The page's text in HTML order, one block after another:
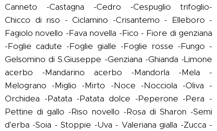
Canneto -Castagna -Cedro -Cespuglio trifoglio-
Chicco di riso - Ciclamino -Crisantemo - Elleboro -
Fagiolo novello -Fava novella -Fico - Fiore di genziana
-Foglie cadute -Foglie gialle -Foglie rosse -Fungo -
Gelsomino di S.Giuseppe -Genziana -Ghianda -Limone
acerbo -Mandarino acerbo -Mandorla -Mela -
Melograno -Miglio -Mirto -Noce -Nocciola -Oliva -
Orchidea -Patata -Patata dolce -Peperone -Pera -
Pettine di gallo -Riso novello -Rosa di Sharon -Semi
d'erba -Soia - Stoppie -Uva - Valeriana gialla -Zucca -